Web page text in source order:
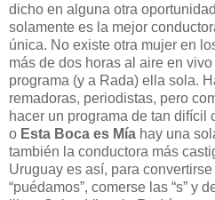
dicho en alguna otra
solamente es la mejor
única. No existe otra mujer en
más de dos horas al aire en
programa (y a Rada) ella sola.
remadoras, periodistas, pero
hacer un programa de tan difícil
o Esta Boca es Mía hay una
también la conductora más
Uruguay es así, para
“puédamos”, comerse las “s” y